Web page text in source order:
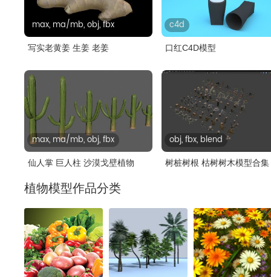
max, ma/mb, obj, fbx
写实老黄姜 生姜 老姜
c4d
口红C4D模型
max, ma/mb, obj, fbx
仙人掌 巨人柱 沙漠戈壁植物
obj, fbx, blend
树桩树根 枯树树木模型合集
植物模型作品分类